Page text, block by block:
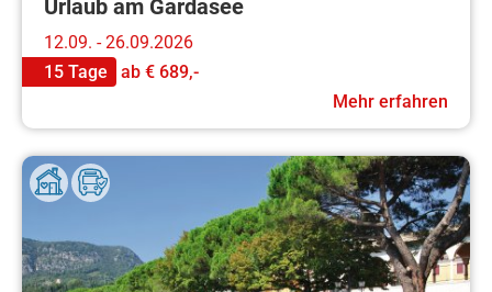
Urlaub am Gardasee
12.09. - 26.09.2026
15 Tage
ab € 689,-
Mehr erfahren